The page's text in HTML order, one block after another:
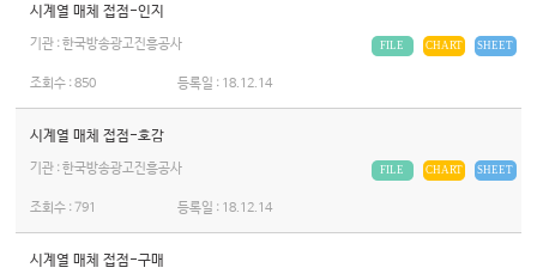
시계열 매체 접점-인지
기관 : 한국방송광고진흥공사 SHEET
CHART
FILE
조회수 :850 등록일 : 18.12.14
시계열 매체 접점-호감
기관 : 한국방송광고진흥공사 SHEET
CHART
FILE
조회수 :791 등록일 : 18.12.14
시계열 매체 접점-구매